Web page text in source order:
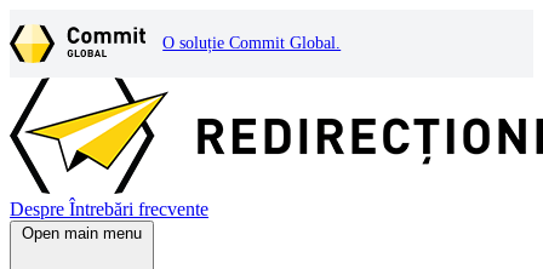
O soluție Commit Global.
Despre Întrebări frecvente
Open main menu